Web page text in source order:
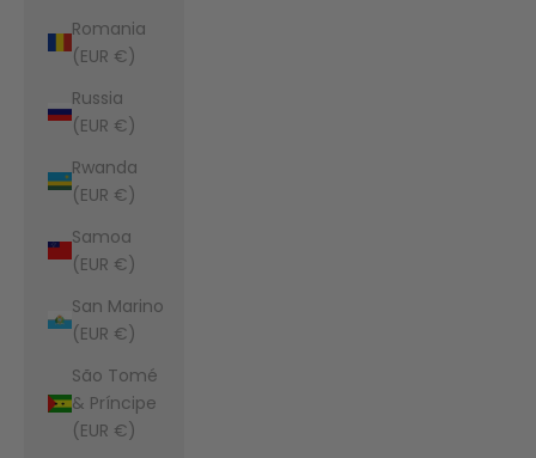
Romania
(EUR €)
Russia
(EUR €)
Rwanda
(EUR €)
Samoa
(EUR €)
San Marino
(EUR €)
São Tomé
& Príncipe
(EUR €)